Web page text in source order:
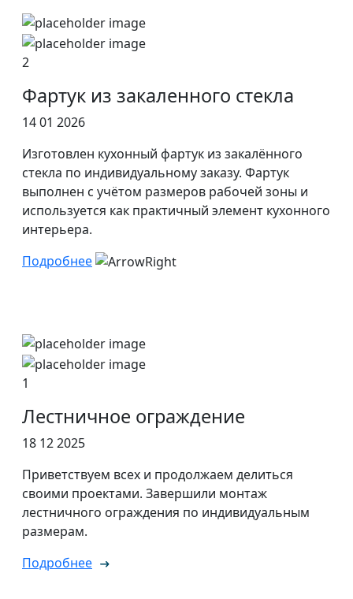
2
Фартук из закаленного стекла
14 01 2026
Изготовлен кухонный фартук из закалённого
стекла по индивидуальному заказу. Фартук
выполнен с учётом размеров рабочей зоны и
используется как практичный элемент кухонного
интерьера.
Подробнее
1
Лестничное ограждение
18 12 2025
Приветствуем всех и продолжаем делиться
своими проектами. Завершили монтаж
лестничного ограждения по индивидуальным
размерам.
Подробнее